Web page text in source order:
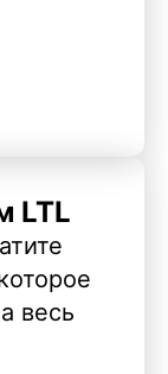
LTL
весь